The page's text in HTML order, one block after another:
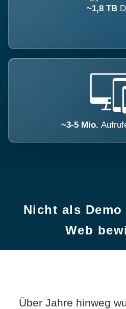
~1,8 TB
~3-5 Mio.
Nicht als
Web
Über Jahre hinweg